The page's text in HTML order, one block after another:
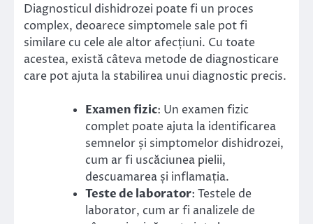
Diagnosticul dishidrozei poate fi un proces
complex, deoarece simptomele sale pot fi
similare cu cele ale altor afecțiuni. Cu toate
acestea, există câteva metode de diagnosticare
care pot ajuta la stabilirea unui diagnostic precis.
Examen fizic: Un examen fizic
complet poate ajuta la identificarea
semnelor și simptomelor dishidrozei,
cum ar fi uscăciunea pielii,
descuamarea și inflamația.
Teste de laborator: Testele de
laborator, cum ar fi analizele de